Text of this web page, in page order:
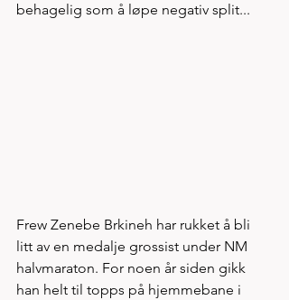
behagelig som å løpe negativ split...
Frew Zenebe Brkineh har rukket å bli
litt av en medalje grossist under NM
halvmaraton. For noen år siden gikk
han helt til topps på hjemmebane i